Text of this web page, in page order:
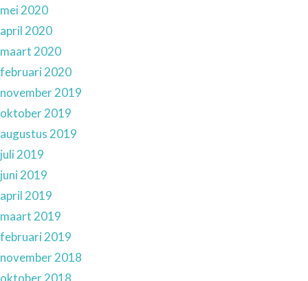
mei 2020
april 2020
maart 2020
februari 2020
november 2019
oktober 2019
augustus 2019
juli 2019
juni 2019
april 2019
maart 2019
februari 2019
november 2018
oktober 2018